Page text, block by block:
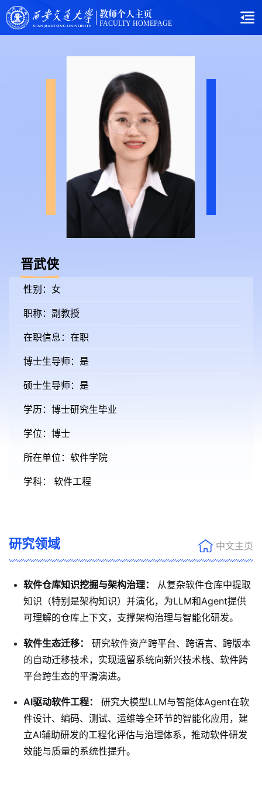
教师个人主页
FACULTY HOMEPAGE
晋武侠
性别：女
职称：副教授
在职信息：在职
博士生导师：是
硕士生导师：是
学历：博士研究生毕业
学位：博士
所在单位：软件学院
学科： 软件工程
研究领域 中文主页
软件仓库知识挖掘与架构治理：
从复杂软件仓库中提取
知识（特别是架构知识）并演化，为LLM和Agent提供
可理解的仓库上下文，支撑架构治理与智能化研发。
软件生态迁移：
研究软件资产跨平台、跨语言、跨版本
的自动迁移技术，实现遗留系统向新兴技术栈、软件跨
平台跨生态的平滑演进。
AI驱动软件工程：
研究大模型LLM与智能体Agent在软
件设计、编码、测试、运维等全环节的智能化应用，建
立AI辅助研发的工程化评估与治理体系，推动软件研发
效能与质量的系统性提升。